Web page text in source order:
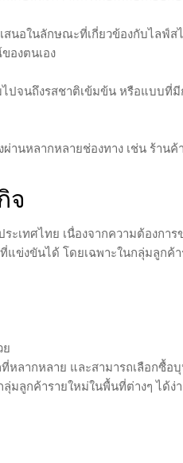
นอในลักษณะที่เกี่ยวข้องกับไลฟ์
องตนเอง
จนถึงรสชาติเข้มข้น หรือแบบที่มี
นหลากหลายช่องทาง เช่น ร้านค้
จ
เทศไทย เนื่องจากความต้องกา
แข่งขันได้ โดยเฉพาะในกลุ่มลูก
หลากหลาย และสามารถเลือกซื้อ
ลุ่มลูกค้ารายใหม่ในพื้นที่ต่างๆ ได้ง่